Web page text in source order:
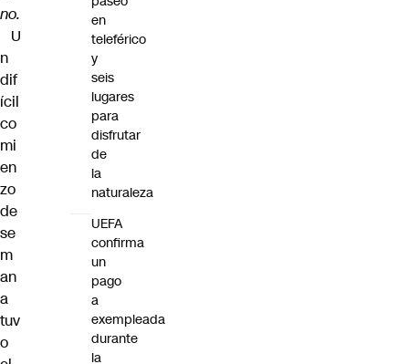
no.
U
n
dif
ícil
co
mi
en
zo
de
se
m
an
a
tuv
o
en
teleférico
y
seis
lugares
para
disfrutar
de
la
naturaleza
UEFA
confirma
un
pago
a
exempleada
durante
la